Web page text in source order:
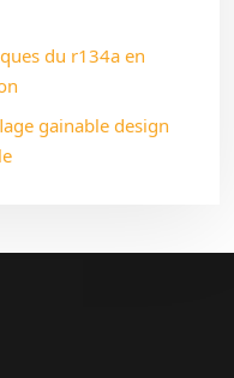
du r134a en
gainable design